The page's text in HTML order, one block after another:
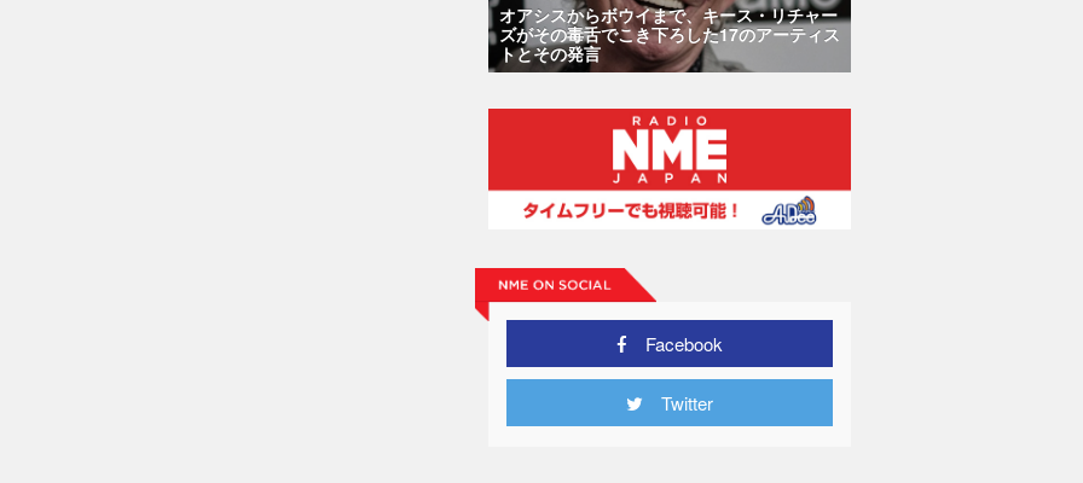
オアシスからボウイまで、キース・リチャー
ズがその毒舌でこき下ろした17のアーティス
トとその発言
Facebook
Twitter